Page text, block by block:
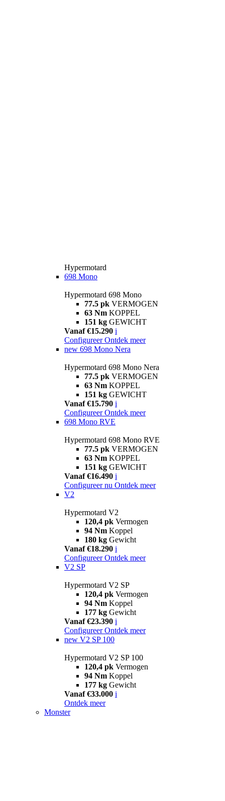
Hypermotard
698 Mono
Hypermotard 698 Mono
77.5 pk VERMOGEN
63 Nm KOPPEL
151 kg GEWICHT
Vanaf €15.290 i
Configureer Ontdek meer
new 698 Mono Nera
Hypermotard 698 Mono Nera
77.5 pk VERMOGEN
63 Nm KOPPEL
151 kg GEWICHT
Vanaf €15.790 i
Configureer Ontdek meer
698 Mono RVE
Hypermotard 698 Mono RVE
77.5 pk VERMOGEN
63 Nm KOPPEL
151 kg GEWICHT
Vanaf €16.490 i
Configureer nu Ontdek meer
V2
Hypermotard V2
120,4 pk Vermogen
94 Nm Koppel
180 kg Gewicht
Vanaf €18.290 i
Configureer Ontdek meer
V2 SP
Hypermotard V2 SP
120,4 pk Vermogen
94 Nm Koppel
177 kg Gewicht
Vanaf €23.390 i
Configureer Ontdek meer
new V2 SP 100
Hypermotard V2 SP 100
120,4 pk Vermogen
94 Nm Koppel
177 kg Gewicht
Vanaf €33.000 i
Ontdek meer
Monster